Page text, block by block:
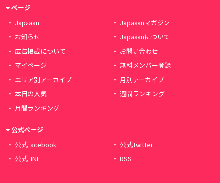
ページ
Japaaan
Japaaanマガジン
お知らせ
Japaaanについて
広告掲載について
お問い合わせ
マイページ
無料メンバー登録
エリア別アーカイブ
月別アーカイブ
本日の人気
週間ランキング
月間ランキング
公式ページ
公式Facebook
公式Twitter
公式LINE
RSS